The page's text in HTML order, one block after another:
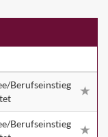
Berufseinstieg
Berufseinstieg